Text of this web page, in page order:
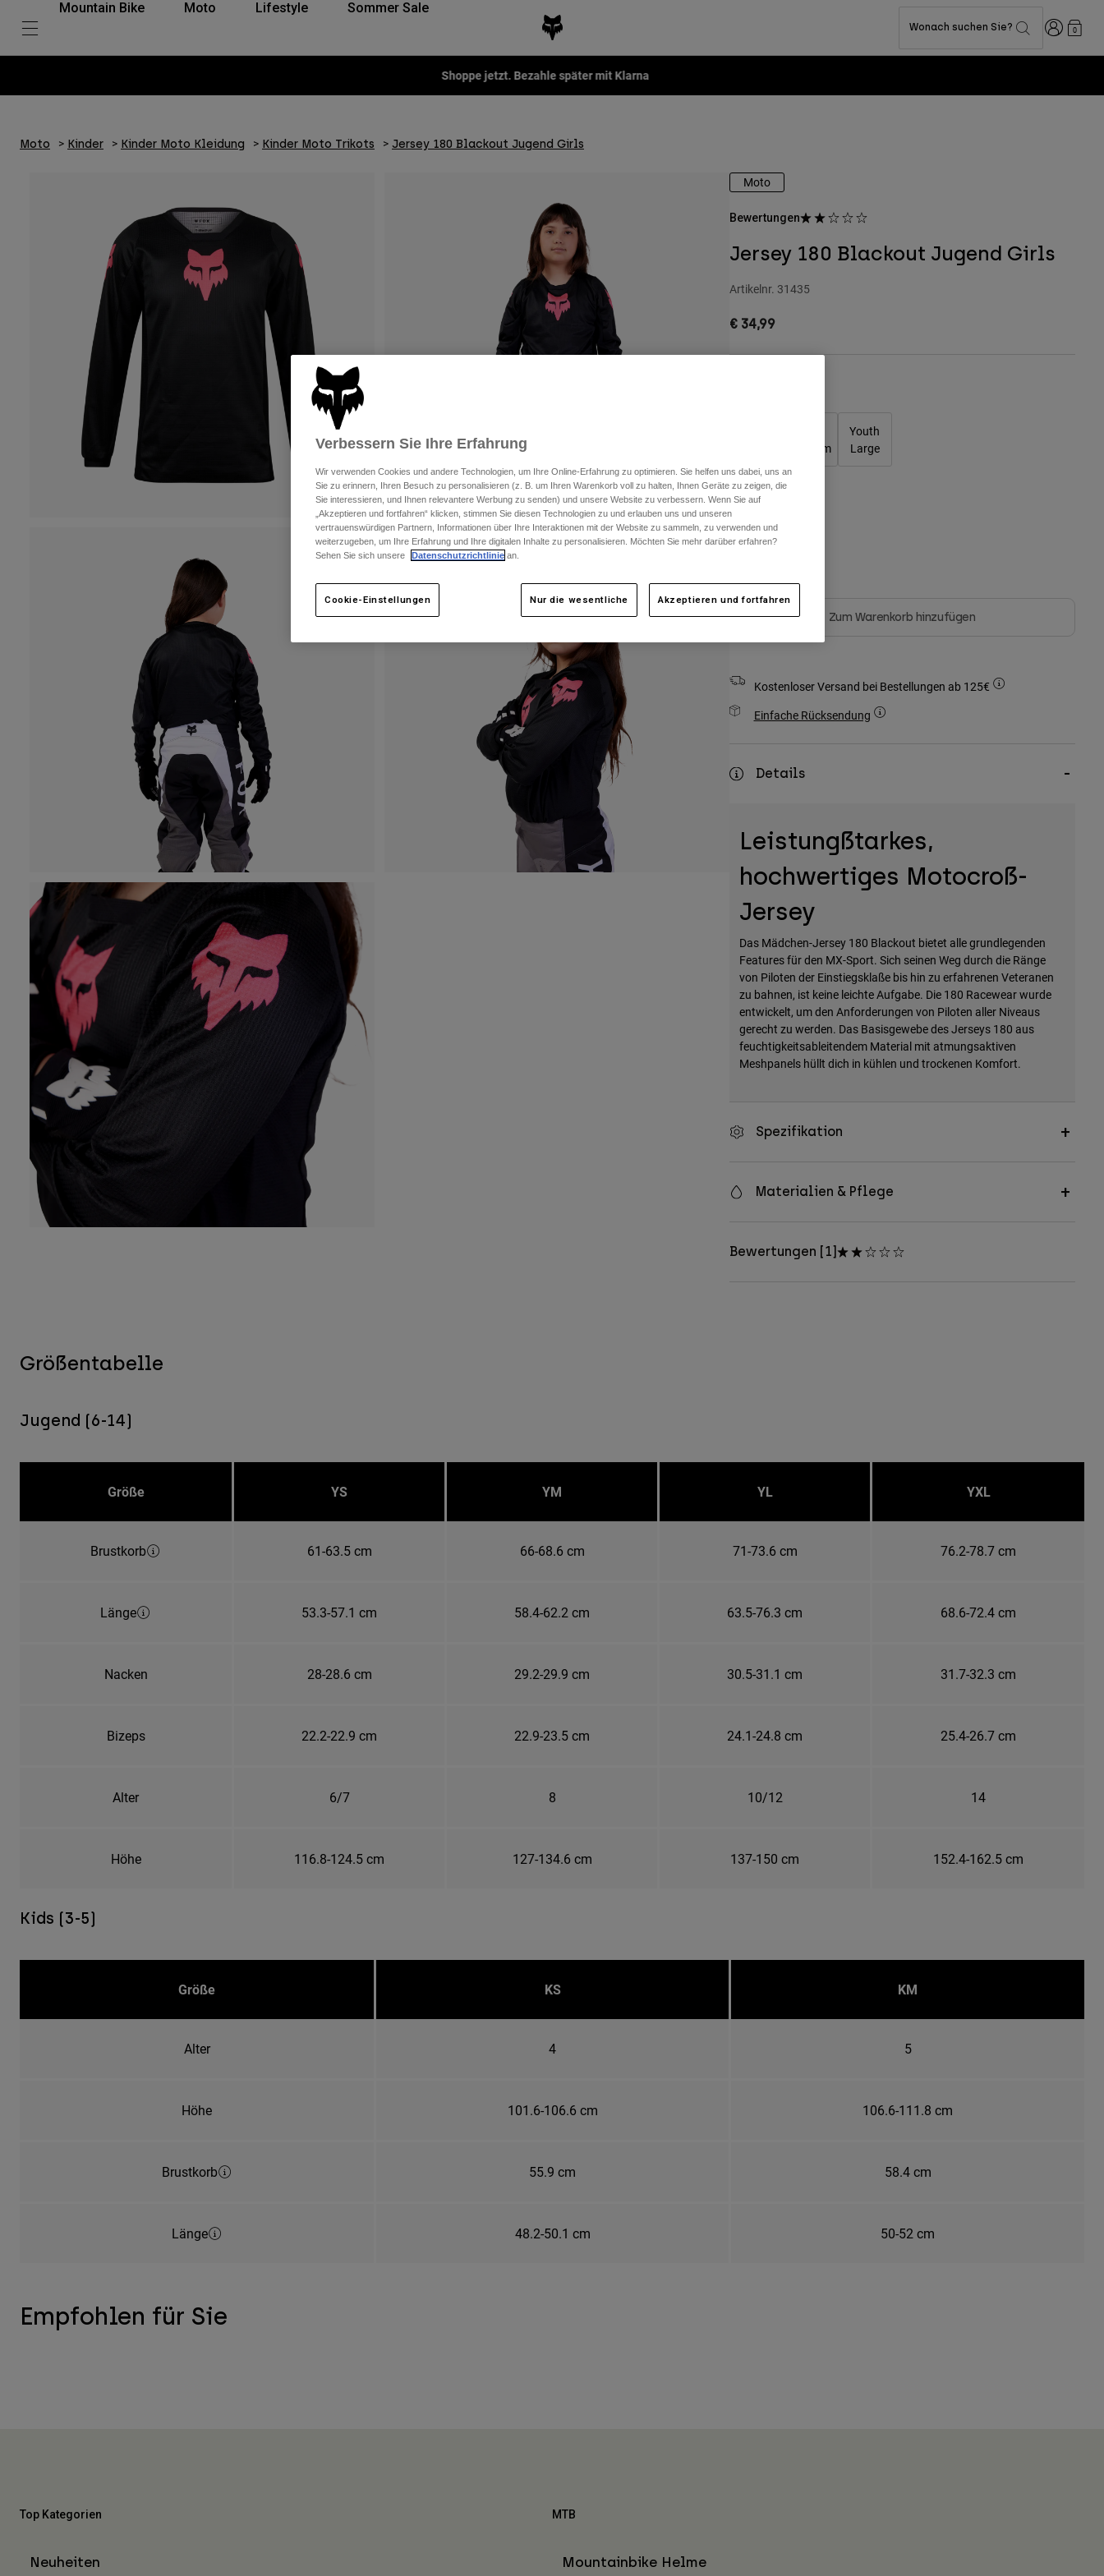
Mountain Bike Moto Lifestyle Sommer Sale
Wonach suchen Sie? Anmelden
0
Shoppe jetzt. Bezahle später mit Klarna
Moto Kinder Kinder Moto Kleidung Kinder Moto Trikots Jersey 180 Blackout Jugend Girls
Moto
Bewertungen
Jersey 180 Blackout Jugend Girls
Artikelnr. 31435
€ 34,99
Medium
Youth
Large
Farben -
ausgewählt
Zum Warenkorb hinzufügen
Kostenloser Versand bei Bestellungen ab 125€
Einfache Rücksendung
Details
Leistungßtarkes,
hochwertiges Motocroß-
Jersey
Das Mädchen-Jersey 180 Blackout bietet alle grundlegenden
Features für den MX-Sport. Sich seinen Weg durch die Ränge
von Piloten der Einstiegsklaße bis hin zu erfahrenen Veteranen
zu bahnen, ist keine leichte Aufgabe. Die 180 Racewear wurde
entwickelt, um den Anforderungen von Piloten aller Niveaus
gerecht zu werden. Das Basisgewebe des Jerseys 180 aus
feuchtigkeitsableitendem Material mit atmungsaktiven
Meshpanels hüllt dich in kühlen und trockenen Komfort.
Spezifikation
Materialien & Pflege
Bewertungen [1]
Größentabelle
Jugend (6-14)
Größe YS YM YL YXL
Brustkorb 61-63.5 cm 66-68.6 cm 71-73.6 cm 76.2-78.7 cm
Länge 53.3-57.1 cm 58.4-62.2 cm 63.5-76.3 cm 68.6-72.4 cm
Nacken 28-28.6 cm 29.2-29.9 cm 30.5-31.1 cm 31.7-32.3 cm
Bizeps 22.2-22.9 cm 22.9-23.5 cm 24.1-24.8 cm 25.4-26.7 cm
Alter 6/7 8 10/12 14
Höhe 116.8-124.5 cm 127-134.6 cm 137-150 cm 152.4-162.5 cm
Kids (3-5)
Größe KS KM
Alter 4 5
Höhe 101.6-106.6 cm 106.6-111.8 cm
Brustkorb 55.9 cm 58.4 cm
Länge 48.2-50.1 cm 50-52 cm
Empfohlen für Sie
Top Kategorien
Neuheiten
MTB
Mountainbike Helme
Verbessern Sie Ihre Erfahrung
Wir verwenden Cookies und andere Technologien, um Ihre Online-Erfahrung zu optimieren. Sie helfen uns dabei, uns an
Sie zu erinnern, Ihren Besuch zu personalisieren (z. B. um Ihren Warenkorb voll zu halten, Ihnen Geräte zu zeigen, die
Sie interessieren, und Ihnen relevantere Werbung zu senden) und unsere Website zu verbessern. Wenn Sie auf
„Akzeptieren und fortfahren“ klicken, stimmen Sie diesen Technologien zu und erlauben uns und unseren
vertrauenswürdigen Partnern, Informationen über Ihre Interaktionen mit der Website zu sammeln, zu verwenden und
weiterzugeben, um Ihre Erfahrung und Ihre digitalen Inhalte zu personalisieren. Möchten Sie mehr darüber erfahren?
Sehen Sie sich unsere
Datenschutzrichtlinie an.
Cookie-Einstellungen Nur die wesentliche Akzeptieren und fortfahren